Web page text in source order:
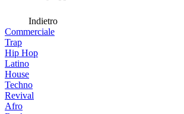
Indietro
Commerciale
Trap
Hip Hop
Latino
House
Techno
Revival
Afro